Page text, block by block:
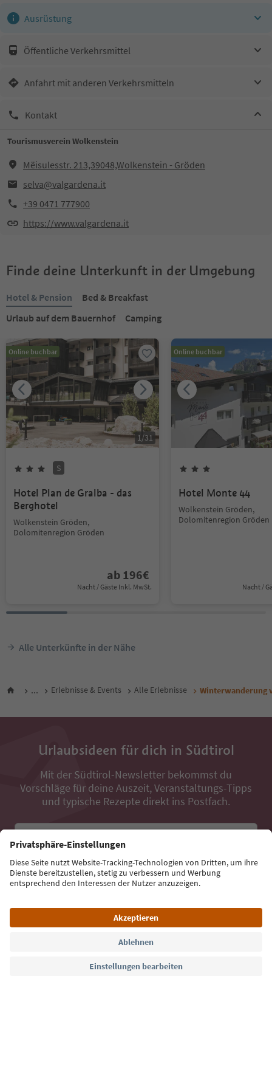
Ausrüstung
Öffentliche Verkehrsmittel
Anfahrt mit anderen Verkehrsmitteln
Kontakt
Tourismusverein Wolkenstein
Mëisulesstr. 213,39048,Wolkenstein - Gröden
selva@valgardena.it
+39 0471 777900
https://www.valgardena.it
Finde deine Unterkunft in der Umgebung
Hotel & Pension
Bed & Breakfast
Urlaub auf dem Bauernhof
Camping
Online buchbar
1/31
S
Hotel Plan de Gralba - das
Berghotel
Wolkenstein Gröden,
Dolomitenregion Gröden
ab 196€
Nacht / Gäste Inkl. MwSt.
Online buchbar
Hotel Monte 44
Wolkenstein Gröden,
Dolomitenregion Gröden
Nacht /
Alle Unterkünfte in der Nähe
... Erlebnisse & Events Alle Erlebnisse Winterwanderung
Urlaubsideen für dich in Südtirol
Mit der Südtirol-Newsletter bekommst du
Vorschläge für deine Auszeit, Veranstaltungs-Tipps
und typische Rezepte direkt ins Postfach.
Jetzt anmelden